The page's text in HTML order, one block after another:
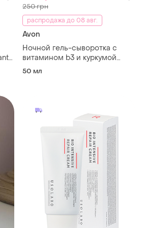
250 грн
распродажа до 08 авг.
Avon
Ночной гель-сыворотка с
витамином b3 и куркумой
«восстановление» avon skin
50 мл